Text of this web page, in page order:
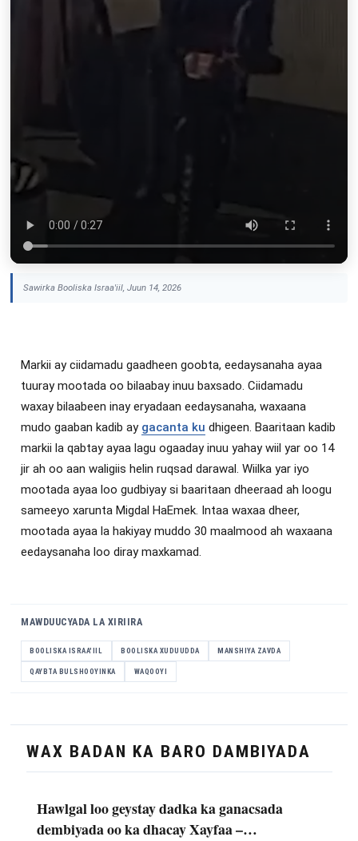
Sawirka Booliska Israa'iil, Juun 14, 2026
Markii ay ciidamadu gaadheen goobta, eedaysanaha ayaa
tuuray mootada oo bilaabay inuu baxsado. Ciidamadu
waxay bilaabeen inay eryadaan eedaysanaha, waxaana
mudo gaaban kadib ay gacanta ku dhigeen. Baaritaan kadib
markii la qabtay ayaa lagu ogaaday inuu yahay wiil yar oo 14
jir ah oo aan waligiis helin ruqsad darawal. Wiilka yar iyo
mootada ayaa loo gudbiyay si baaritaan dheeraad ah loogu
sameeyo xarunta Migdal HaEmek. Intaa waxaa dheer,
mootada ayaa la hakiyay muddo 30 maalmood ah waxaana
eedaysanaha loo diray maxkamad.
MAWDUUCYADA LA XIRIIRA
BOOLISKA ISRAA'IIL BOOLISKA XUDUUDDA MANSHIYA ZAVDA
QAYBTA BULSHOOYINKA WAQOOYI
WAX BADAN KA BARO DAMBIYADA
Hawlgal loo geystay dadka ka ganacsada
dembiyada oo ka dhacay Xayfaa –…